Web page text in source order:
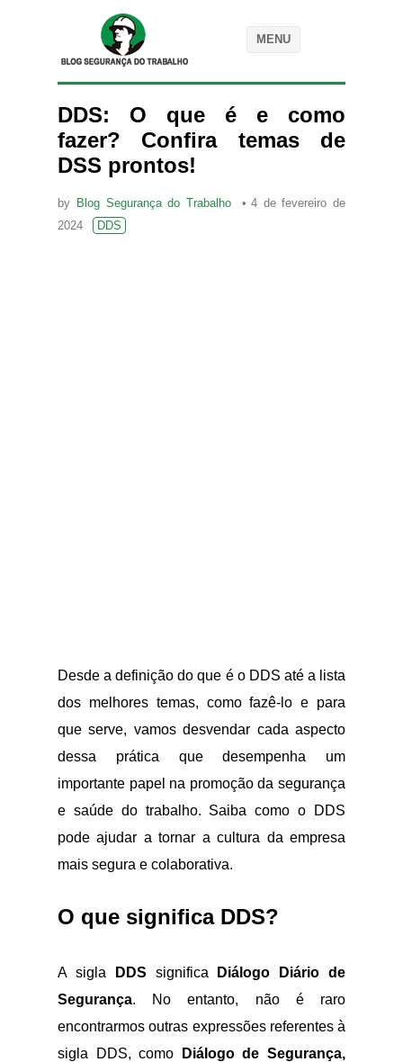
MENU
DDS: O que é e como
fazer? Confira temas de
DSS prontos!
by Blog Segurança do Trabalho
4 de fevereiro de
2024
DDS
Desde a definição do que é o DDS até a lista
dos melhores temas, como fazê-lo e para
que serve, vamos desvendar cada aspecto
dessa prática que desempenha um
importante papel na promoção da segurança
e saúde do trabalho. Saiba como o DDS
pode ajudar a tornar a cultura da empresa
mais segura e colaborativa.
O que significa DDS?
A sigla DDS significa
Diálogo Diário de
Segurança. No entanto, não é raro
encontrarmos outras expressões referentes à
sigla DDS, como
Diálogo de Segurança,